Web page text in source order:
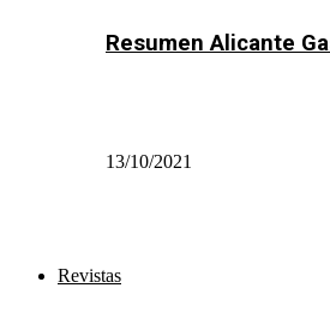
Resumen Alicante
13/10/2021
Revistas